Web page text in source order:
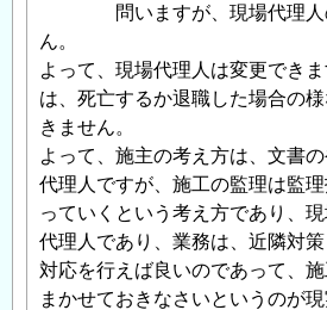
問いますが、現場代理
ん。
よって、現場代理人は変更でき
は、死亡するか退職した場合の
きません。
よって、施主の考え方は、文書
代理人ですが、施工の監理は監
っていくという考え方であり、
代理人であり、業務は、近隣対
対応を行えば良いのであって、
まかせておきなさいというのが現